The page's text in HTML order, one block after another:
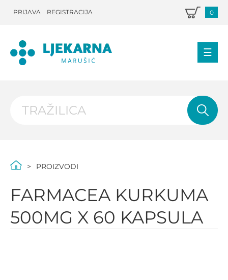
PRIJAVA REGISTRACIJA 0
PROIZVODI
FARMACEA KURKUMA
500MG X 60 KAPSULA